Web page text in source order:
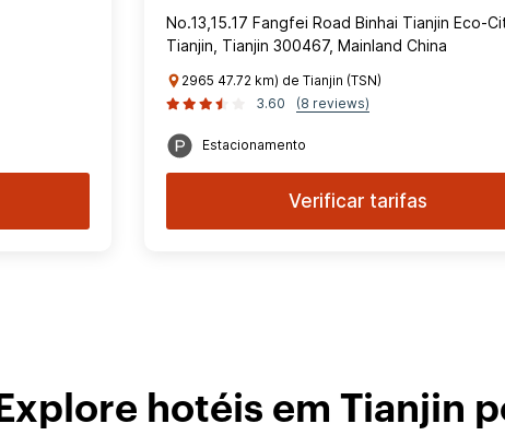
No.13,15.17 Fangfei Road Binhai Tianjin Eco-
Tianjin, Tianjin 300467, Mainland China
2965 47.72 km) de Tianjin (TSN)
3.60
(8 reviews)
Estacionamento
Verificar tarifas
Explore hotéis em Tianjin